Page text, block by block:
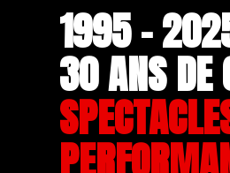
1995 -
30 ANS DE